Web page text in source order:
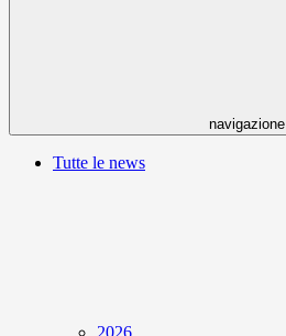
navigazione
Tutte le news